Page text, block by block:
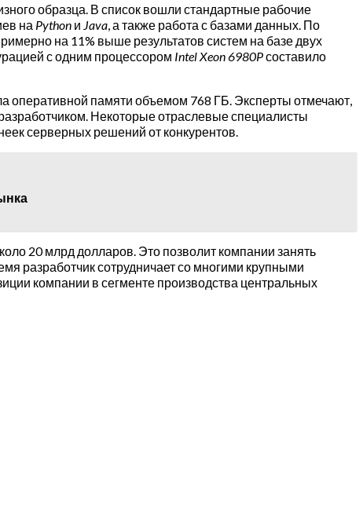
образца. В список вошли стандартные рабочие
на Python и Java, а также работа с базами данных. По
на 11% выше результатов систем на базе двух
с одним процессором Intel Xeon 6980Pсоставило
оперативной памяти объемом 768 ГБ. Эксперты отмечают,
Некоторые отраслевые специалисты
серверных решений от конкурентов.
20 млрд долларов. Это позволит компании занять
разработчик сотрудничает со многими крупными
компании в сегменте производства центральных